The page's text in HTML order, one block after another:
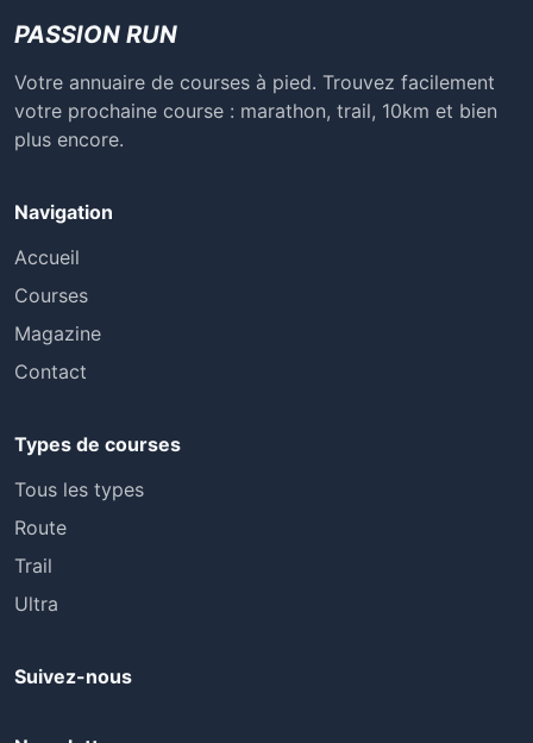
PASSION RUN
Votre annuaire de courses à pied. Trouvez facilement
votre prochaine course : marathon, trail, 10km et bien
plus encore.
Navigation
Accueil
Courses
Magazine
Contact
Types de courses
Tous les types
Route
Trail
Ultra
Suivez-nous